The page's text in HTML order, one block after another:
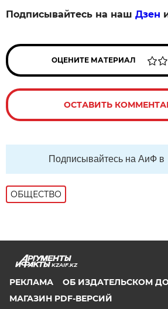
Подписывайтесь на нашДзен
ОЦЕНИТЕ МАТЕРИАЛ
ОСТАВИТЬ
Подписывайтесь на АиФ в
ОБЩЕСТВО
KZAIF.KZ
РЕКЛАМА
ОБ ИЗДАТЕЛЬСКОМ
МАГАЗИН PDF-ВЕРСИЙ